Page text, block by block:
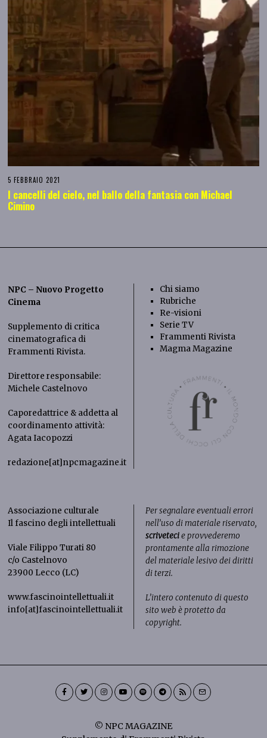
5 FEBBRAIO 2021
I cancelli del cielo, nel ballo della fantasia con Michael
Cimino
NPC – Nuovo Progetto
Cinema
Supplemento di critica
cinematografica di
Frammenti Rivista.
Direttore responsabile:
Michele Castelnovo
Caporedattrice & addetta al
coordinamento attività:
Agata Iacopozzi
redazione[at]npcmagazine.it
Chi siamo
Rubriche
Re-visioni
Serie TV
Frammenti Rivista
Magma Magazine
Associazione culturale
Il fascino degli intellettuali
Viale Filippo Turati 80
c/o Castelnovo
23900 Lecco (LC)
www.fascinointellettuali.it
info[at]fascinointellettuali.it
Per segnalare eventuali errori
nell’uso di materiale riservato,
scrivetecie provvederemo
prontamente alla rimozione
del materiale lesivo dei diritti
di terzi.
L’intero contenuto di questo
sito web è protetto da
copyright.
© NPC MAGAZINE